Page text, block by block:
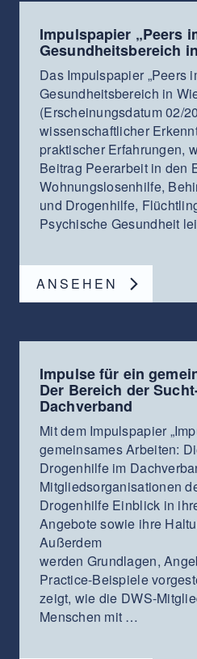
Impulspapier „Peers
Gesundheitsbereich
Das Impulspapier „Peers
Gesundheitsbereich in
(Erscheinungsdatum 02/
wissenschaftlicher
praktischer Erfahrungen,
Beitrag Peerarbeit in den
Wohnungslosenhilfe,
und Drogenhilfe,
Psychische Gesundheit
ANSEHEN
Impulse für ein
Der Bereich der
Dachverband
Mit dem Impulspapier
gemeinsames Arbeiten:
Drogenhilfe im
Mitgliedsorganisationen
Drogenhilfe Einblick in
Angebote sowie ihre
Außerdem
werden Grundlagen,
Practice-Beispiele
zeigt, wie die DWS-
Menschen mit …